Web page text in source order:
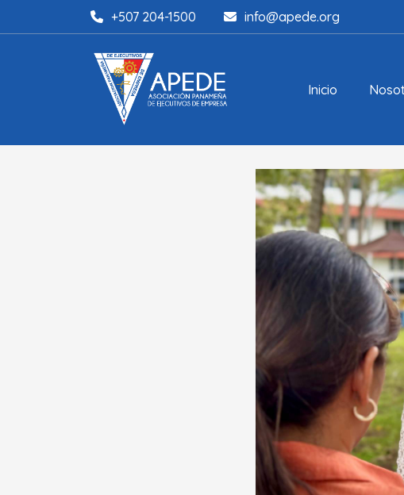
+507 204-1500 info@apede.org
Inicio